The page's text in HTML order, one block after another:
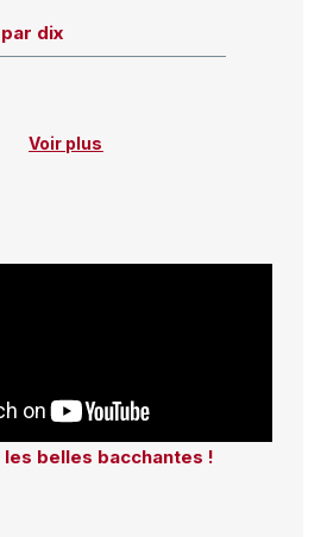
dix
Voir plus
les belles bacchantes !